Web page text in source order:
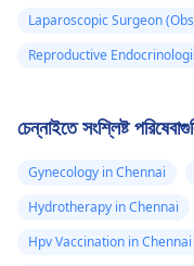
Laparoscopic Surgeon
Reproductive
চেন্নাইতে সংশ্লিষ্ট
Gynecology in Chennai
Hydrotherapy in Chennai
Hpv Vaccination in Chennai